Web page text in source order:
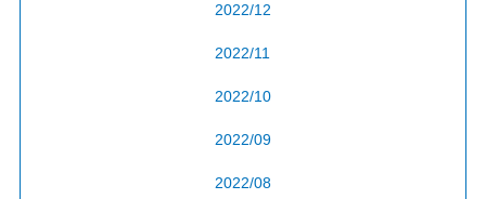
2022/12
2022/11
2022/10
2022/09
2022/08